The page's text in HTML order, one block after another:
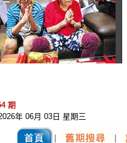
期
年 06月 03日 星期三